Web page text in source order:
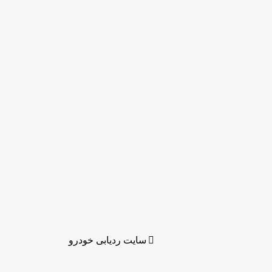
سایت ردیابی خودرو